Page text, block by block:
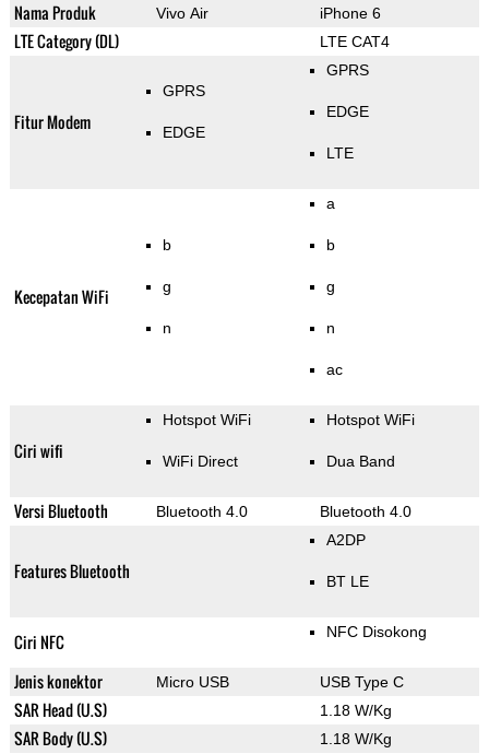
Nama Produk Vivo Air iPhone 6
LTE Category (DL) LTE CAT4
Fitur Modem
GPRS
EDGE
GPRS
EDGE
LTE
Kecepatan WiFi
b
g
n
a
b
g
n
ac
Ciri wifi
Hotspot WiFi
WiFi Direct
Hotspot WiFi
Dua Band
Versi Bluetooth Bluetooth 4.0 Bluetooth 4.0
Features Bluetooth
A2DP
BT LE
Ciri NFC NFC Disokong
Jenis konektor Micro USB USB Type C
SAR Head (U.S) 1.18 W/Kg
SAR Body (U.S) 1.18 W/Kg